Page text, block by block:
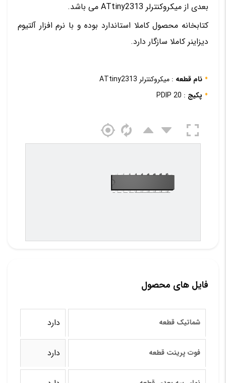
بعدی از میکروکنترلر ATtiny2313 می باشد.
کتابخانه محصول کاملا استاندارد بوده و با نرم افزار آلتیوم
دیزاینر کاملا سازگار دارد.
نام قطعه : میکروکنترلر ATtiny2313
پکیج : PDIP 20
فایل های محصول
شماتیک قطعه دارد
فوت پرینت قطعه دارد